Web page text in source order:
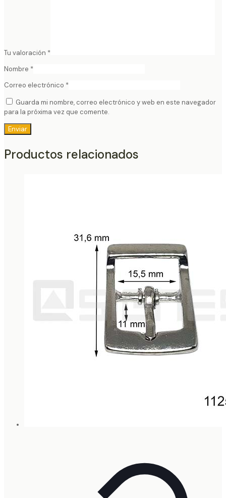
Tu valoración *
Nombre *
Correo electrónico *
Guarda mi nombre, correo electrónico y web en este navegador
para la próxima vez que comente.
Productos relacionados